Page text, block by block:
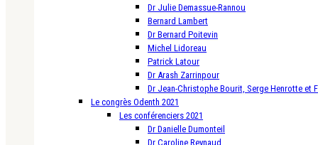
Dr Julie Demassue-Rannou
Bernard Lambert
Dr Bernard Poitevin
Michel Lidoreau
Patrick Latour
Dr Arash Zarrinpour
Dr Jean-Christophe Bourit, Serge Henrotte et
Le congrès Odenth 2021
Les conférenciers 2021
Dr Danielle Dumonteil
Dr Caroline Reynaud